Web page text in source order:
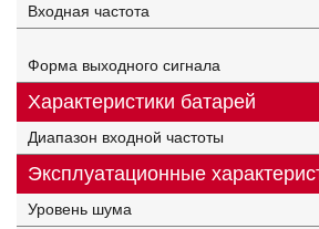
Входная частота
Форма выходного сигнала
Характеристики батарей
Диапазон входной частоты
Эксплуатационные
Уровень шума